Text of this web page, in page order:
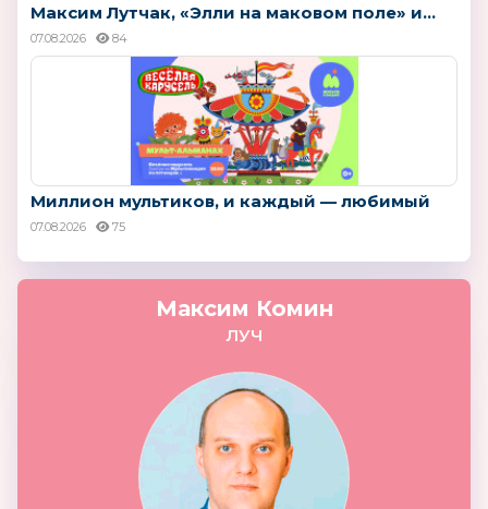
Максим Лутчак, «Элли на маковом поле» и...
07.08.2026 84
Миллион мультиков, и каждый — любимый
07.08.2026 75
Максим Комин
ЛУЧ